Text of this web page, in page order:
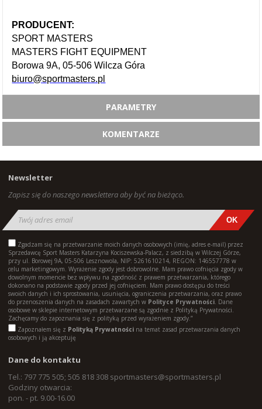
PRODUCENT:
SPORT MASTERS
MASTERS FIGHT EQUIPMENT
Borowa 9A, 05-506 Wilcza Góra
biuro@sportmasters.pl
PARAMETRY
KOMENTARZE
Newsletter
Zapisz się do naszego newslettera aby być na bieżąco.
Zgadzam się na przetwarzanie moich danych osobowych (imię, adres e-mail) przez
Sprzedawcę Sport Masters Katarzyna Kociszewska-Palacz, z siedzibą w Wilczej Górze,
przy ul. Borowej 9A, 05-506 Lesznowola, NIP: 5261610214, REGON: 146557778 w
celu marketingowym. Wyrażenie zgody jest dobrowolne. Mam prawo cofnięcia zgody w
dowolnym momencie bez wpływu na zgodność z prawem przetwarzania, którego
dokonano na podstawie zgody przed jej cofnięciem. Mam prawo dostępu do treści
swoich danych i ich sprostowania, usunięcia, ograniczenia przetwarzania, oraz prawo
do przenoszenia danych na zasadach zawartych w Polityce Prywatności. Dane
osobowe w sklepie internetowym przetwarzane są zgodnie z Polityką Prywatności.
Zachęcamy do zapoznania się z polityką przed wyrażeniem zgody.”
Zapoznałem się z Polityką Prywatności na temat zasad przetwarzania danych
osobowych i ją akceptuję
Dane do kontaktu
Tel.: 797 775 505; 505 818 308 sportmasters@sportmasters.pl
Godziny otwarcia:
pon. - pt. 9.00-16.00